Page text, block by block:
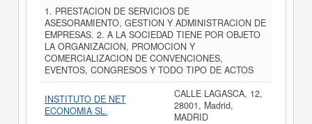
1. PRESTACION DE SERVICIOS DE
ASESORAMIENTO, GESTION Y ADMINISTRACION DE
EMPRESAS. 2. A LA SOCIEDAD TIENE POR OBJETO
LA ORGANIZACION, PROMOCION Y
COMERCIALIZACION DE CONVENCIONES,
EVENTOS, CONGRESOS Y TODO TIPO DE ACTOS
INSTITUTO DE NET
ECONOMIA SL.
CALLE LAGASCA, 12,
28001, Madrid,
MADRID